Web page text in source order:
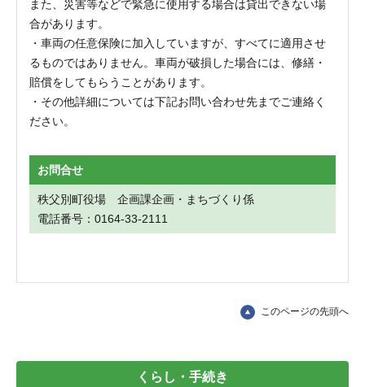
また、災害等などで緊急に使用する場合は貸出できない場
合があります。
・車両の任意保険に加入していますが、すべてに適用させ
るものではありません。車両が破損した場合には、修繕・
賠償をしてもらうことがあります。
・その他詳細については下記お問い合わせ先までご連絡く
ださい。
お問合せ
秩父別町役場 企画課企画・まちづくり係
電話番号：0164-33-2111
このページの先頭へ
くらし・手続き